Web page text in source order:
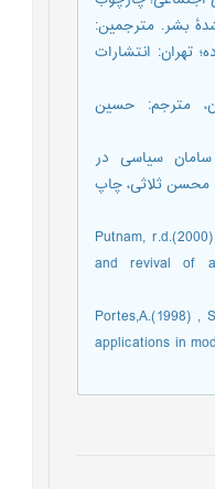
بشر. مترجمین:
تهران: انتشارات
لویاتان، مترجم: حسین
ساموئل(1386) سامان سیاسی در
ثلاثی، چاپ
42) Putnam,
and revival of
43)
applications in